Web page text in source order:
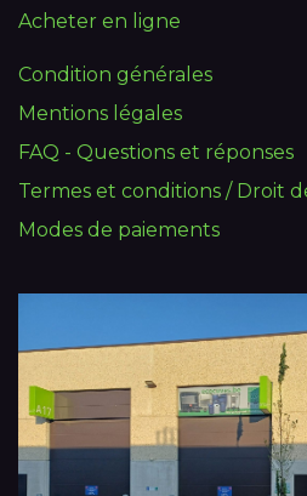
Acheter en ligne
Condition générales
Mentions légales
FAQ - Questions et réponses
Termes et conditions / Droit
Modes de paiements